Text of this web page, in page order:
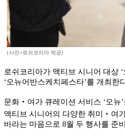
(사진=로쉬코리아 제공)
로쉬코리아가 액티브 시니어 대상
‘오뉴어반스케치페스타’를 개최한
문화‧여가 큐레이션 서비스 ‘오뉴
액티브 시니어의 다양한 취미‧여
바라는 마음으로 8월 두 행사를 준